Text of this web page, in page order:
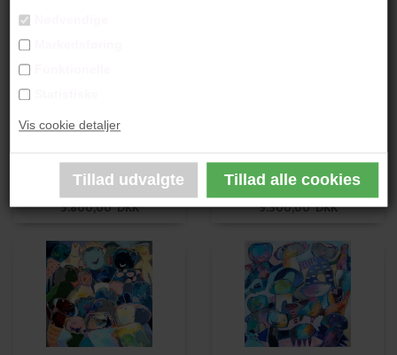
Vis cookie detaljer
Kirsten Kruchow SOLGT
5.800,00 DKK
Kirsten Kruchow SOLGT
9.500,00 DKK